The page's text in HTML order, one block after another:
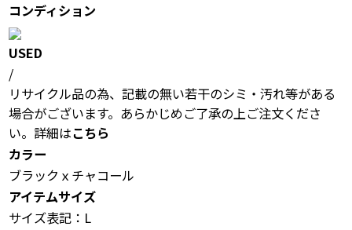
コンディション
USED
/
リサイクル品の為、記載の無い若干のシミ・汚れ等がある
場合がございます。あらかじめご了承の上ご注文くださ
い。詳細はこちら
カラー
ブラックｘチャコール
アイテムサイズ
サイズ表記：L